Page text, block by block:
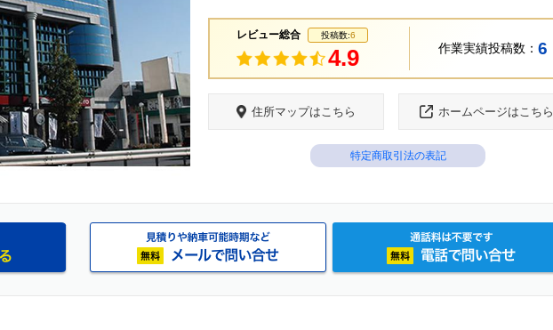
レビュー総合 投稿数:6
4.9 作業実績投稿数： 6
住所マップはこちら ホームページはこちら
特定商取引法の表記